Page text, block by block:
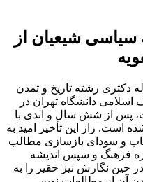
شیعیان از
دکتری رشته تاریخ و تمدن
دانشگاه تهران در
تدوین یافت، پس از شش سال و اندی با
است. راز این تأخیر امید به
و سودای بازسازی مطالب
فرهنگ و سپس اندیشه
حین نگارش نیز حقیر را به